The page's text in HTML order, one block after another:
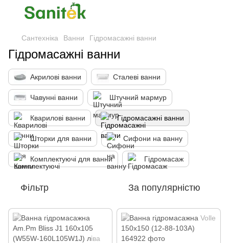
Сантехніка Ванни Гідромасажні ванни
Гідромасажні ванни
Акрилові ванни Сталеві ванни
Чавунні ванни Штучний мармур
Кварилові ванни Гідромасажні ванни
Шторки для ванни Сифони на ванну
Комплектуючі для ванни Гідромасаж
Фільтр За популярністю